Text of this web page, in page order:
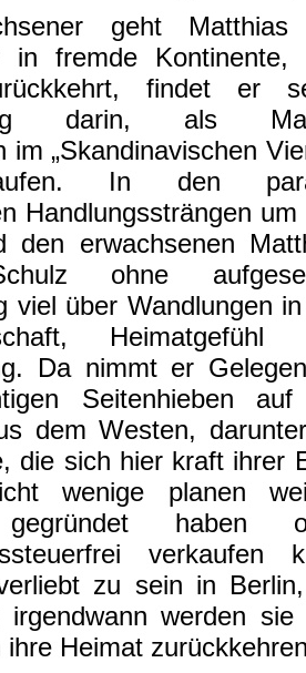
geht
in fremde Kontinente,
findet er
darin, als
im „Skandinavischen
In den
Handlungssträngen um
den erwachsenen
ohne
viel über Wandlungen
Heimatgefühl
Da nimmt er
Seitenhieben
dem Westen,
die sich hier kraft ihrer
wenige planen
gegründet haben
verkaufen
zu sein in
irgendwann werden
Heimat